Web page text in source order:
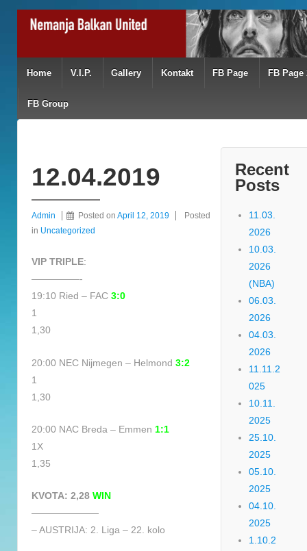
Home V.I.P. Gallery Kontakt FB Page FB Page
FB Group
12.04.2019
Admin Posted on April 12, 2019
Posted
in Uncategorized
VIP TRIPLE:
—————-
19:10 Ried – FAC 3:0
1
1,30
20:00 NEC Nijmegen – Helmond 3:2
1
1,30
20:00 NAC Breda – Emmen 1:1
1X
1,35
KVOTA: 2,28 WIN
———————
– AUSTRIJA: 2. Liga – 22. kolo
Recent
Posts
11.03.
2026
10.03.
2026
(NBA)
06.03.
2026
04.03.
2026
11.11.2
025
10.11.
2025
25.10.
2025
05.10.
2025
04.10.
2025
1.10.2